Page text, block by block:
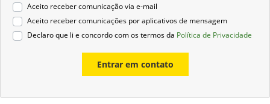
Aceito receber comunicação via e-mail
Aceito receber comunicações por aplicativos de mensagem
Declaro que li e concordo com os termos da Política de Privacidade
Entrar em contato